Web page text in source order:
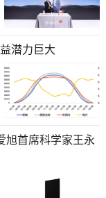
潜力巨大
首席科学家王永